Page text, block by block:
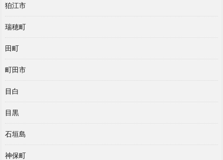
狛江市
瑞穂町
田町
町田市
目白
目黒
石垣島
神保町